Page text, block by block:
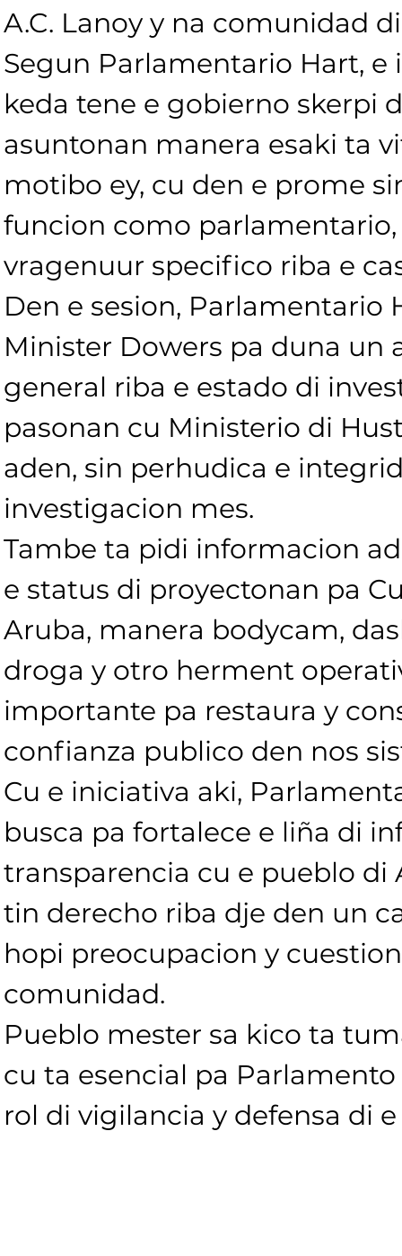
A.C. Lanoy y na comunidad
Segun Parlamentario Hart,
keda tene e gobierno skerpi
asuntonan manera esaki ta
motibo ey, cu den e prome
funcion como
vragenuur specifico riba e
Den e sesion, Parlamentario
Minister Dowers pa duna un
general riba e estado di
pasonan cu Ministerio di
aden, sin perhudica e
investigacion mes.
Tambe ta pidi informacion
e status di proyectonan pa
Aruba, manera bodycam,
droga y otro herment
importante pa restaura y
confianza publico den nos
Cu e iniciativa aki,
busca pa fortalece e liña di
transparencia cu e pueblo di
tin derecho riba dje den un
hopi preocupacion y
comunidad.
Pueblo mester sa kico ta
cu ta esencial pa
rol di vigilancia y defensa di